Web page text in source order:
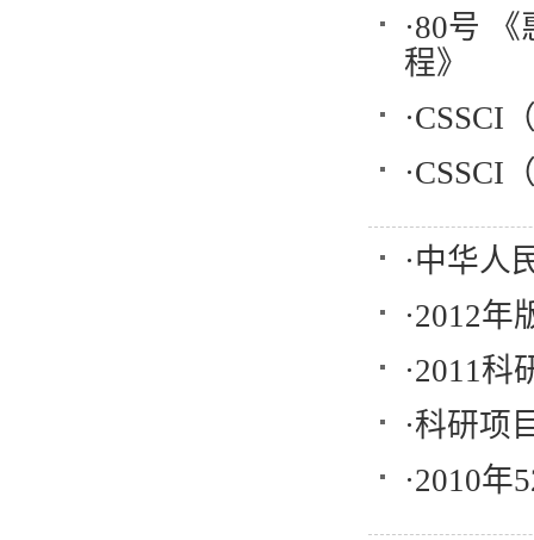
·80号 《
程》
·CSSCI
·CSSCI
·中华人
·2012年
·2011科
·科研项
·2010年